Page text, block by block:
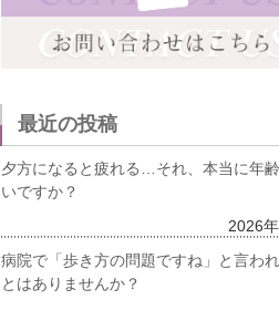
最近の投稿
夕方になると疲れる…それ、本当に年
いですか？
2026
病院で「歩き方の問題ですね」と言わ
とはありませんか？